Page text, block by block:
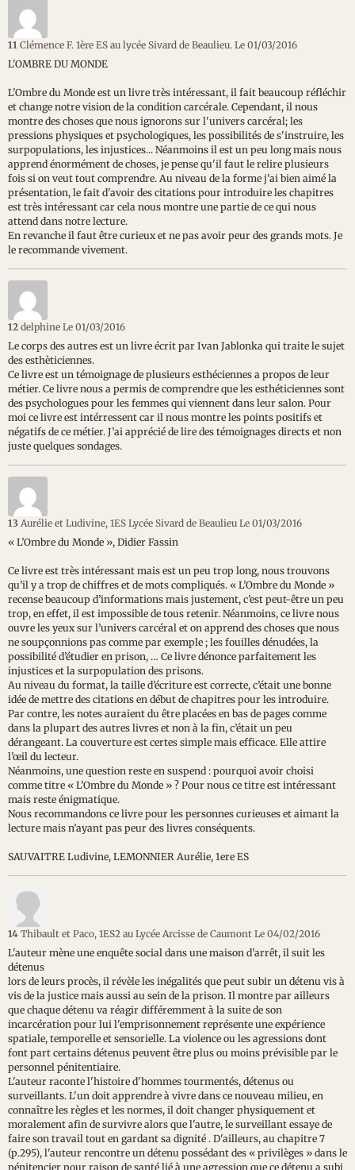
11 Clémence F. 1ère ES au lycée Sivard de Beaulieu. Le 01/03/2016
L'OMBRE DU MONDE
L'Ombre du Monde est un livre très intéressant, il fait beaucoup réfléchir
et change notre vision de la condition carcérale. Cependant, il nous
montre des choses que nous ignorons sur l'univers carcéral; les
pressions physiques et psychologiques, les possibilités de s'instruire, les
surpopulations, les injustices... Néanmoins il est un peu long mais nous
apprend énormément de choses, je pense qu'il faut le relire plusieurs
fois si on veut tout comprendre. Au niveau de la forme j'ai bien aimé la
présentation, le fait d'avoir des citations pour introduire les chapitres
est très intéressant car cela nous montre une partie de ce qui nous
attend dans notre lecture.
En revanche il faut être curieux et ne pas avoir peur des grands mots. Je
le recommande vivement.
12 delphine Le 01/03/2016
Le corps des autres est un livre écrit par Ivan Jablonka qui traite le sujet
des esthèticiennes.
Ce livre est un témoignage de plusieurs esthéciennes a propos de leur
métier. Ce livre nous a permis de comprendre que les esthéticiennes sont
des psychologues pour les femmes qui viennent dans leur salon. Pour
moi ce livre est intérressent car il nous montre les points positifs et
négatifs de ce métier. J’ai apprécié de lire des témoignages directs et non
juste quelques sondages.
13 Aurélie et Ludivine, 1ES Lycée Sivard de Beaulieu Le 01/03/2016
« L’Ombre du Monde », Didier Fassin
Ce livre est très intéressant mais est un peu trop long, nous trouvons
qu’il y a trop de chiffres et de mots compliqués. « L’Ombre du Monde »
recense beaucoup d’informations mais justement, c’est peut-être un peu
trop, en effet, il est impossible de tous retenir. Néanmoins, ce livre nous
ouvre les yeux sur l’univers carcéral et on apprend des choses que nous
ne soupçonnions pas comme par exemple ; les fouilles dénudées, la
possibilité d’étudier en prison, … Ce livre dénonce parfaitement les
injustices et la surpopulation des prisons.
Au niveau du format, la taille d’écriture est correcte, c’était une bonne
idée de mettre des citations en début de chapitres pour les introduire.
Par contre, les notes auraient du être placées en bas de pages comme
dans la plupart des autres livres et non à la fin, c’était un peu
dérangeant. La couverture est certes simple mais efficace. Elle attire
l’œil du lecteur.
Néanmoins, une question reste en suspend : pourquoi avoir choisi
comme titre « L’Ombre du Monde » ? Pour nous ce titre est intéressant
mais reste énigmatique.
Nous recommandons ce livre pour les personnes curieuses et aimant la
lecture mais n’ayant pas peur des livres conséquents.
SAUVAITRE Ludivine, LEMONNIER Aurélie, 1ere ES
14 Thibault et Paco, 1ES2 au Lycée Arcisse de Caumont Le 04/02/2016
L'auteur mène une enquête social dans une maison d'arrêt, il suit les
détenus
lors de leurs procès, il révèle les inégalités que peut subir un détenu vis à
vis de la justice mais aussi au sein de la prison. Il montre par ailleurs
que chaque détenu va réagir différemment à la suite de son
incarcération pour lui l'emprisonnement représente une expérience
spatiale, temporelle et sensorielle. La violence ou les agressions dont
font part certains détenus peuvent être plus ou moins prévisible par le
personnel pénitentiaire.
L'auteur raconte l'histoire d'hommes tourmentés, détenus ou
surveillants. L'un doit apprendre à vivre dans ce nouveau milieu, en
connaître les règles et les normes, il doit changer physiquement et
moralement afin de survivre alors que l'autre, le surveillant essaye de
faire son travail tout en gardant sa dignité . D'ailleurs, au chapitre 7
(p.295), l'auteur rencontre un détenu possédant des « privilèges » dans le
pénitencier pour raison de santé lié à une agression que ce détenu a subi